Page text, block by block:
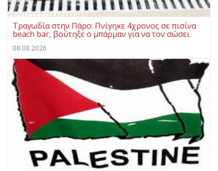
Τραγωδία στην Πάρο: Πνίγηκε 4χρονος σε πισίνα
beach bar, βούτηξε ο μπάρμαν για να τον σώσει
08.08.2026